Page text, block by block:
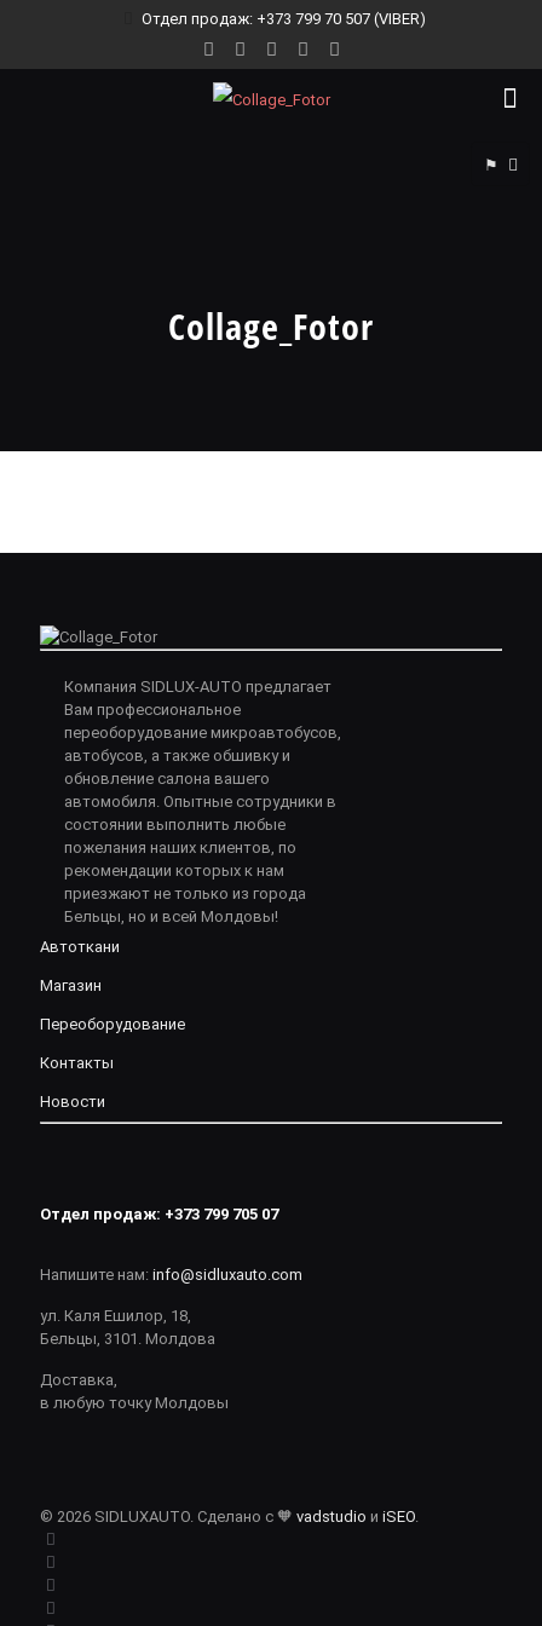
Отдел продаж: +373 799 70 507 (VIBER)
⚑
Collage_Fotor
Компания SIDLUX-AUTO предлагает
Вам профессиональное
переоборудование микроавтобусов,
автобусов, а также обшивку и
обновление салона вашего
автомобиля. Опытные сотрудники в
состоянии выполнить любые
пожелания наших клиентов, по
рекомендации которых к нам
приезжают не только из города
Бельцы, но и всей Молдовы!
Автоткани
Магазин
Переоборудование
Контакты
Новости
Отдел продаж: +373 799 705 07
Напишите нам: info@sidluxauto.com
ул. Каля Ешилор, 18,
Бельцы, 3101. Молдова
Доставка,
в любую точку Молдовы
© 2026 SIDLUXAUTO. Сделано с 🧡 vadstudio и iSEO